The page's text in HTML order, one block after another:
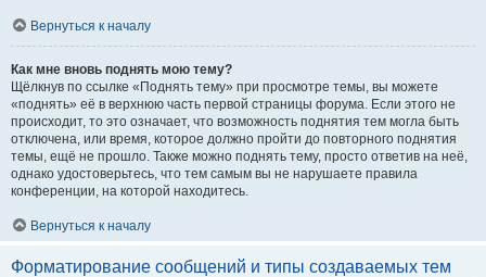
Вернуться к началу
Как мне вновь поднять мою тему?
Щёлкнув по ссылке «Поднять тему» при просмотре темы, вы можете
«поднять» её в верхнюю часть первой страницы форума. Если этого не
происходит, то это означает, что возможность поднятия тем могла быть
отключена, или время, которое должно пройти до повторного поднятия
темы, ещё не прошло. Также можно поднять тему, просто ответив на неё,
однако удостоверьтесь, что тем самым вы не нарушаете правила
конференции, на которой находитесь.
Вернуться к началу
Форматирование сообщений и типы создаваемых тем